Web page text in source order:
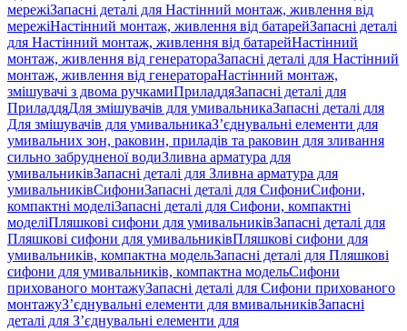
мережіЗапасні деталі для Настінний монтаж, живлення від
мережіНастінний монтаж, живлення від батарейЗапасні деталі
для Настінний монтаж, живлення від батарейНастінний
монтаж, живлення від генератораЗапасні деталі для Настінний
монтаж, живлення від генератораНастінний монтаж,
змішувачі з двома ручкамиПриладдяЗапасні деталі для
ПриладдяДля змішувачів для умивальникаЗапасні деталі для
Для змішувачів для умивальникаЗ’єднувальні елементи для
умивальних зон, раковин, приладів та раковин для зливання
сильно забрудненої водиЗливна арматура для
умивальниківЗапасні деталі для Зливна арматура для
умивальниківСифониЗапасні деталі для СифониСифони,
компактні моделіЗапасні деталі для Сифони, компактні
моделіПляшкові сифони для умивальниківЗапасні деталі для
Пляшкові сифони для умивальниківПляшкові сифони для
умивальників, компактна модельЗапасні деталі для Пляшкові
сифони для умивальників, компактна модельСифони
прихованого монтажуЗапасні деталі для Сифони прихованого
монтажуЗ’єднувальні елементи для вмивальниківЗапасні
деталі для З’єднувальні елементи для